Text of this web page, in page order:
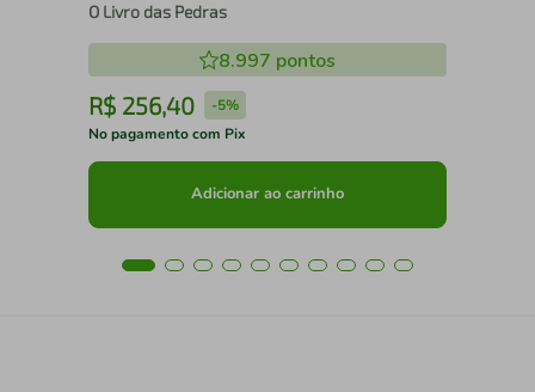
O Livro das Pedras
8.997 pontos
R$ 256,40 -5%
No pagamento com Pix
Adicionar ao carrinho